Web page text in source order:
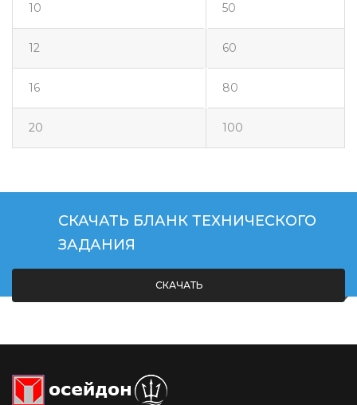
10 50
12 60
16 80
20 100
СКАЧАТЬ БЛАНК ТЕХНИЧЕСКОГО
ЗАДАНИЯ
СКАЧАТЬ